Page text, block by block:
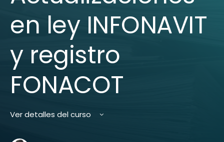
en ley INFONAVIT
y registro
FONACOT
Ver detalles del curso